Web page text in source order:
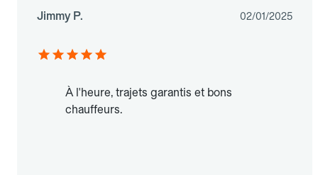
Jimmy P. 02/01/2025
À l'heure, trajets garantis et bons
chauffeurs.